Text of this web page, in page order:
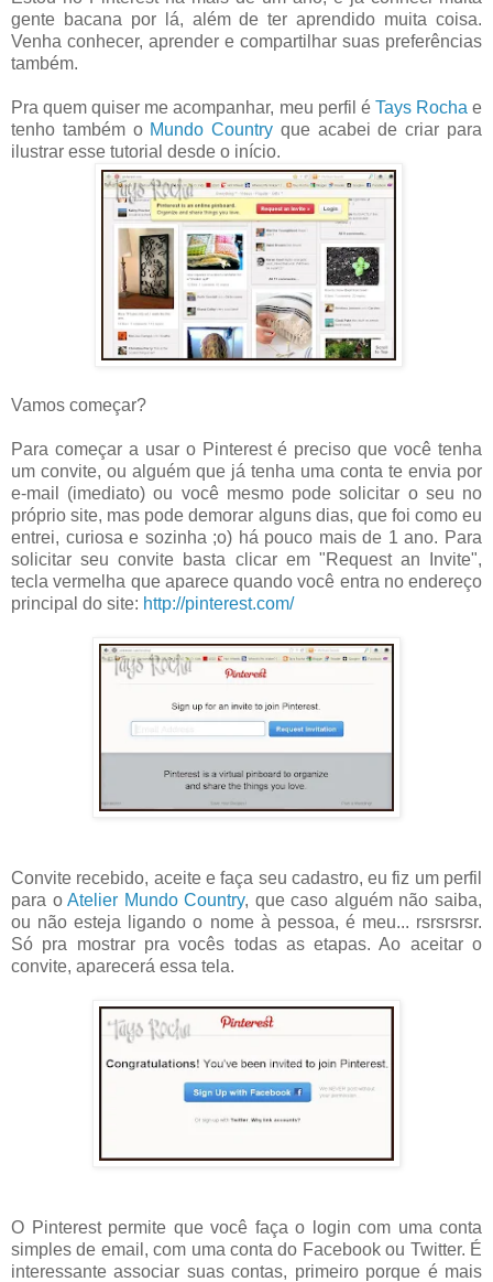
gente bacana por lá, além de ter aprendido muita coisa.
Venha conhecer, aprender e compartilhar suas preferências
também.
Pra quem quiser me acompanhar, meu perfil é Tays Rocha e
tenho também o Mundo Country que acabei de criar para
ilustrar esse tutorial desde o início.
Vamos começar?
Para começar a usar o Pinterest é preciso que você tenha
um convite, ou alguém que já tenha uma conta te envia por
e-mail (imediato) ou você mesmo pode solicitar o seu no
próprio site, mas pode demorar alguns dias, que foi como eu
entrei, curiosa e sozinha ;o) há pouco mais de 1 ano. Para
solicitar seu convite basta clicar em "Request an Invite",
tecla vermelha que aparece quando você entra no endereço
principal do site: http://pinterest.com/
Convite recebido, aceite e faça seu cadastro, eu fiz um perfil
para oAtelier Mundo Country, que caso alguém não saiba,
ou não esteja ligando o nome à pessoa, é meu... rsrsrsrsr.
Só pra mostrar pra vocês todas as etapas. Ao aceitar o
convite, aparecerá essa tela.
O Pinterest permite que você faça o login com uma conta
simples de email, com uma conta do Facebook ou Twitter. É
interessante associar suas contas, primeiro porque é mais